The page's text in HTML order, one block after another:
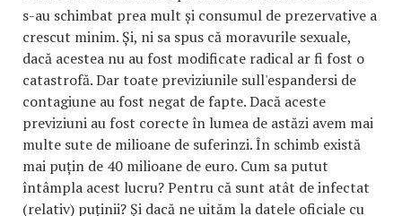
s-au schimbat prea mult și consumul de prezervative a
crescut minim. Și, ni sa spus că moravurile sexuale,
dacă acestea nu au fost modificate radical ar fi fost o
catastrofă. Dar toate previziunile sull'espandersi de
contagiune au fost negat de fapte. Dacă aceste
previziuni au fost corecte în lumea de astăzi avem mai
multe sute de milioane de suferinzi. În schimb există
mai puțin de 40 milioane de euro. Cum sa putut
întâmpla acest lucru? Pentru că sunt atât de infectat
(relativ) puținii? Și dacă ne uităm la datele oficiale cu